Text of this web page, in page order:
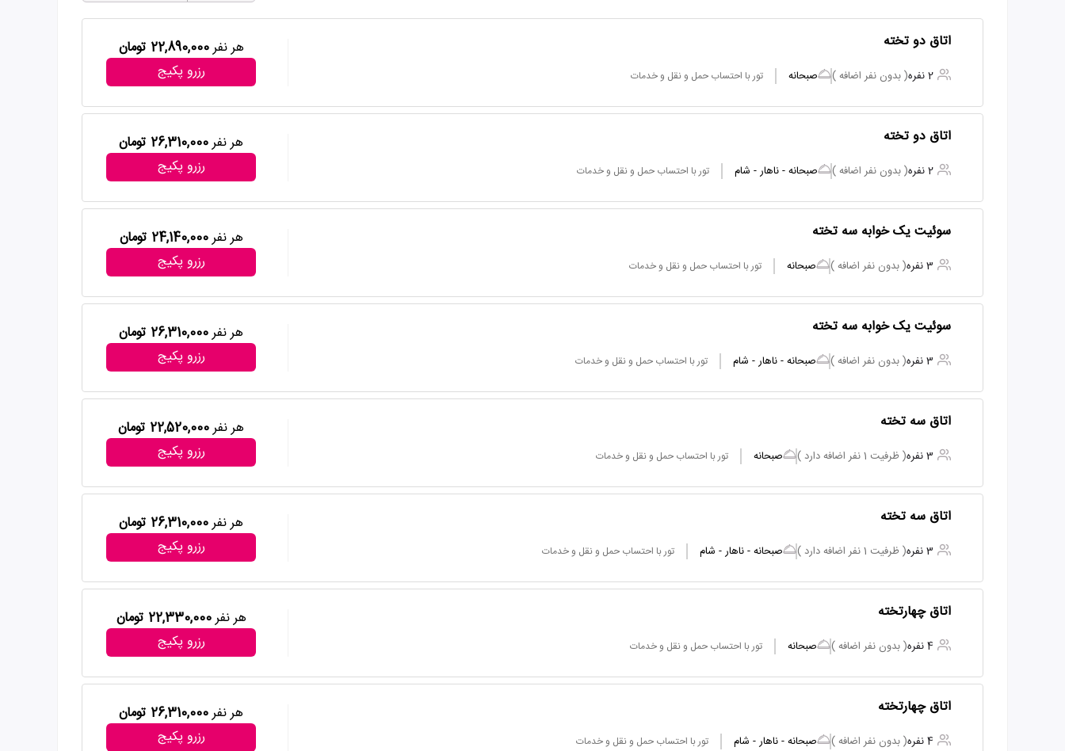
اتاق دو تخته
2 نفره ( بدون نفر اضافه ) صبحانه تور با احتساب حمل و نقل و خدمات
هر نفر22,890,000 تومان
رزرو پکیج
اتاق دو تخته
2 نفره ( بدون نفر اضافه ) صبحانه - ناهار - شام تور با احتساب حمل و نقل و خدمات
هر نفر26,310,000 تومان
رزرو پکیج
سوئیت یک خوابه سه تخته
3 نفره ( بدون نفر اضافه ) صبحانه تور با احتساب حمل و نقل و خدمات
هر نفر24,140,000 تومان
رزرو پکیج
سوئیت یک خوابه سه تخته
3 نفره ( بدون نفر اضافه ) صبحانه - ناهار - شام تور با احتساب حمل و نقل و خدمات
هر نفر26,310,000 تومان
رزرو پکیج
اتاق سه تخته
3 نفره ( ظرفیت 1 نفر اضافه دارد ) صبحانه تور با احتساب حمل و نقل و خدمات
هر نفر22,520,000 تومان
رزرو پکیج
اتاق سه تخته
3 نفره ( ظرفیت 1 نفر اضافه دارد ) صبحانه - ناهار - شام تور با احتساب حمل و نقل و خدمات
هر نفر26,310,000 تومان
رزرو پکیج
اتاق چهارتخته
4 نفره ( بدون نفر اضافه ) صبحانه تور با احتساب حمل و نقل و خدمات
هر نفر22,330,000 تومان
رزرو پکیج
اتاق چهارتخته
4 نفره ( بدون نفر اضافه ) صبحانه - ناهار - شام تور با احتساب حمل و نقل و خدمات
هر نفر26,310,000 تومان
رزرو پکیج